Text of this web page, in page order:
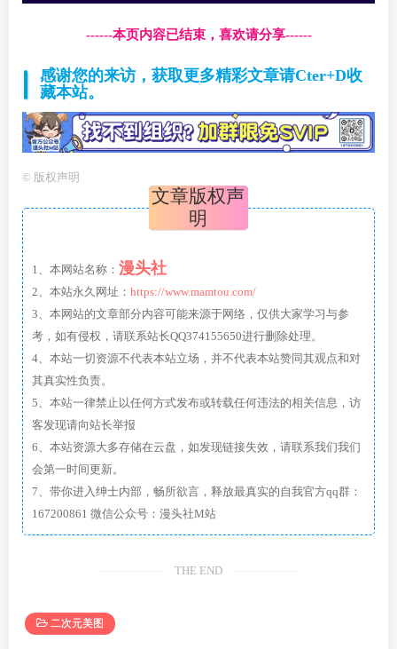
------本页内容已结束，喜欢请分享------
感谢您的来访，获取更多精彩文章请Cter+D收
藏本站。
© 版权声明
文章版权声
明
1、本网站名称： 漫头社
2、本站永久网址： https://www.mamtou.com/
3、本网站的文章部分内容可能来源于网络，仅供大家学习与参
考，如有侵权，请联系站长QQ374155650进行删除处理。
4、本站一切资源不代表本站立场，并不代表本站赞同其观点和对
其真实性负责。
5、本站一律禁止以任何方式发布或转载任何违法的相关信息，访
客发现请向站长举报
6、本站资源大多存储在云盘，如发现链接失效，请联系我们我们
会第一时间更新。
7、带你进入绅士内部，畅所欲言，释放最真实的自我官方qq群：
167200861 微信公众号：漫头社M站
THE END
二次元美图